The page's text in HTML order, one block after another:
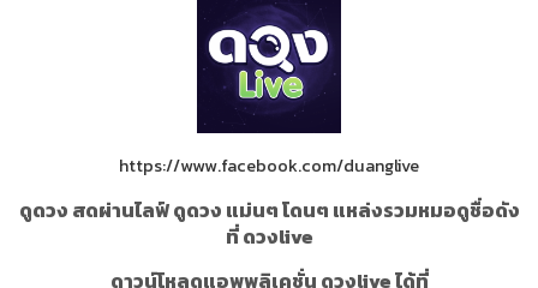
https://www.facebook.com/duanglive
ดูดวง สดผ่านไลฟ์ ดูดวง แม่นๆ โดนๆ แหล่งรวมหมอดูชื่อดัง
ที่ ดวงlive
ดาวน์โหลดแอพพลิเคชั่น ดวงlive ได้ที่